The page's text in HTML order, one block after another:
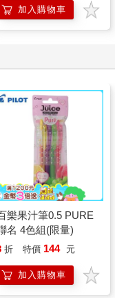
加入購物車
樂果汁筆0.5 PURE
名 4色組(限量)
折 特價 144 元
加入購物車